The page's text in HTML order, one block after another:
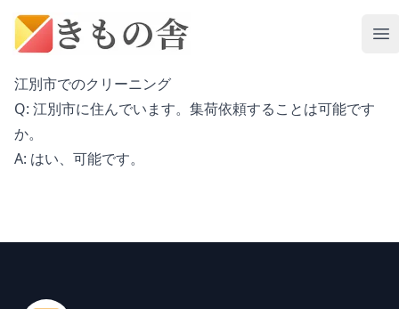
Your Company
江別市でのクリーニング
Q: 江別市に住んでいます。集荷依頼することは可能です
か。
A: はい、可能です。